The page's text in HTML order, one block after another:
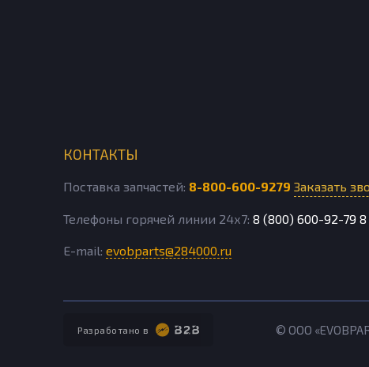
КОНТАКТЫ
Поставка запчастей: 8-800-600-9279 Заказать
Телефоны горячей линии 24х7: 8 (800) 600-92-79 8
E-mail: evobparts@284000.ru
Разработано в © ООО